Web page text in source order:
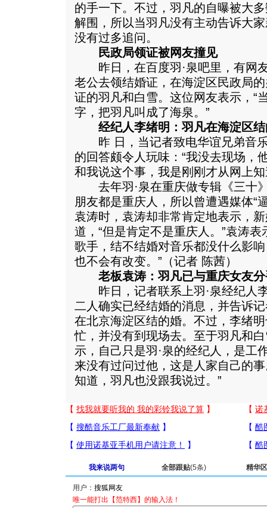
的手一下。不过，羽凡的自曝被大
解围，所以当羽凡没有主动告诉大
没有过多追问。
民政局领证被网友撞见
昨日，在百度羽·泉吧里，有网
老公去领结婚证，在海淀区民政局
证的羽凡和白雪。这位网友表示，“
字，把羽凡叫成了海泉。”
经纪人李绪明：羽凡在海淀区结
昨 日，当记者致电华谊兄弟音乐
的回答颇令人玩味：“我没去现场，
和我说这个事，我是刚刚才从网上知
去年羽·泉在重庆做专辑《三十
朋友都是重庆人，所以曾遭遇媒体“
袁涛时，袁涛却非常肯定地表示，
道，“但是肯定不是重庆人。”袁涛表
歌手，结不结婚对音乐都没什么影
也不会有改变。”（记者 陈茜）
老板袁涛：羽凡已与重庆女友分
昨日，记者联系上羽·泉经纪人
二人确实已经结婚的消息，并告诉
在北京海淀区结的婚。不过，李绪
忙，并没有到现场去。至于羽凡和
示，自己只是羽·泉的经纪人，是工
来没有过问过他，这是人家自己的
知道，羽凡也没跟我说过。”
我来说两句 全部跟贴(5条) 精华区
用户：
唯一能打出【范特西】的输入法！